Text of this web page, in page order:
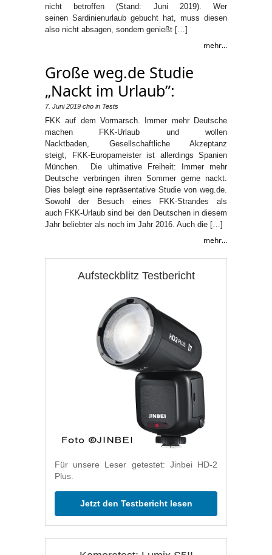
nicht betroffen (Stand: Juni 2019). Wer
seinen Sardinienurlaub gebucht hat, muss diesen
also nicht absagen, sondern genießt […]
mehr...
Große weg.de Studie
„Nackt im Urlaub”:
7. Juni 2019 cho in Tests
FKK auf dem Vormarsch. Immer mehr Deutsche
machen FKK-Urlaub und wollen
Nacktbaden, Gesellschaftliche Akzeptanz
steigt, FKK-Europameister ist allerdings Spanien
München. Die ultimative Freiheit: Immer mehr
Deutsche verbringen ihren Sommer gerne nackt.
Dies belegt eine repräsentative Studie von weg.de.
Sowohl der Besuch eines FKK-Strandes als
auch FKK-Urlaub sind bei den Deutschen in diesem
Jahr beliebter als noch im Jahr 2016. Auch die […]
mehr...
Aufsteckblitz Testbericht
Für unsere Leser getestet: Jinbei HD-2
Plus.
Jetzt den Testbericht lesen